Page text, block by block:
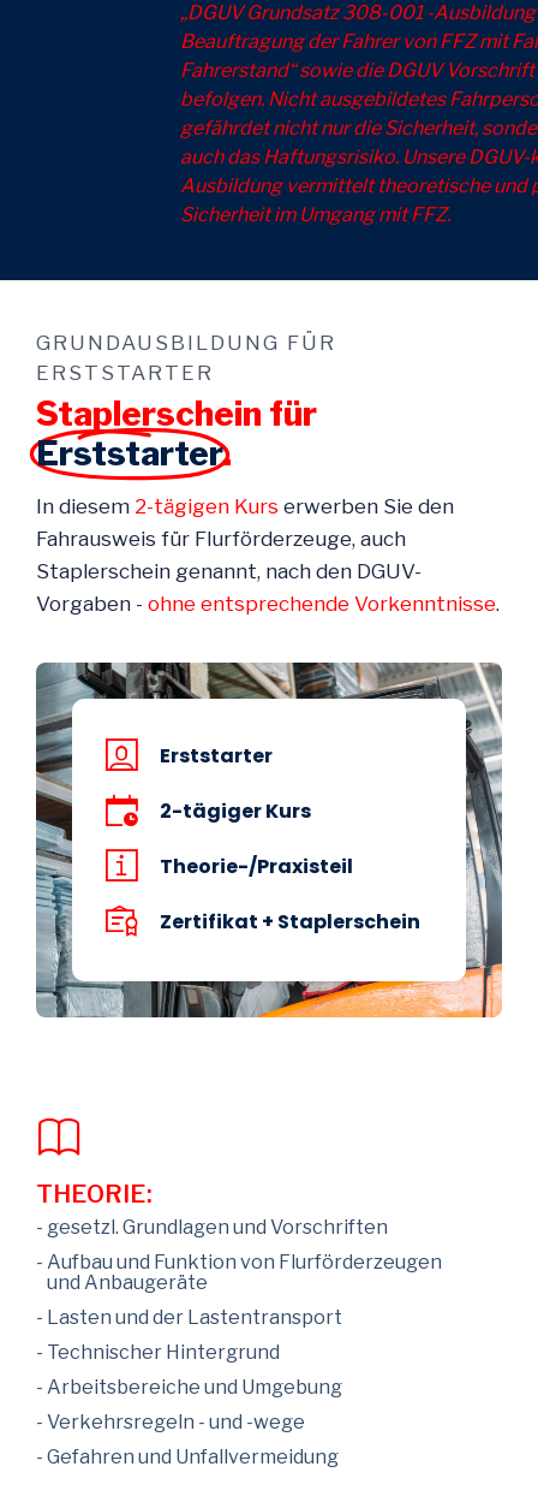
„DGUV Grundsatz 308-001 -
Beauftragung der Fahrer von FFZ mit
Fahrerstand“ sowie die DGUV
befolgen. Nicht ausgebildetes
gefährdet nicht nur die Sicherheit,
auch das Haftungsrisiko. Unsere
Ausbildung vermittelt theoretische und
Sicherheit im Umgang mit FFZ.
Erststarter
2-tägiger Kurs
Theorie-/Praxisteil
Zertifikat + Staplerschein
GRUNDAUSBILDUNG FÜR
ERSTSTARTER
Staplerschein für
Erststarter.
In diesem 2-tägigen Kurs erwerben Sie den
Fahrausweis für Flurförderzeuge, auch
Staplerschein genannt, nach den DGUV-
Vorgaben - ohne entsprechende Vorkenntnisse.
THEORIE:
- gesetzl. Grundlagen und Vorschriften
- Aufbau und Funktion von Flurförderzeugen
und Anbaugeräte
- Lasten und der Lastentransport
- Technischer Hintergrund
- Arbeitsbereiche und Umgebung
- Verkehrsregeln - und -wege
- Gefahren und Unfallvermeidung